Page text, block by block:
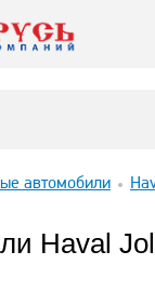
автомобили
Haval